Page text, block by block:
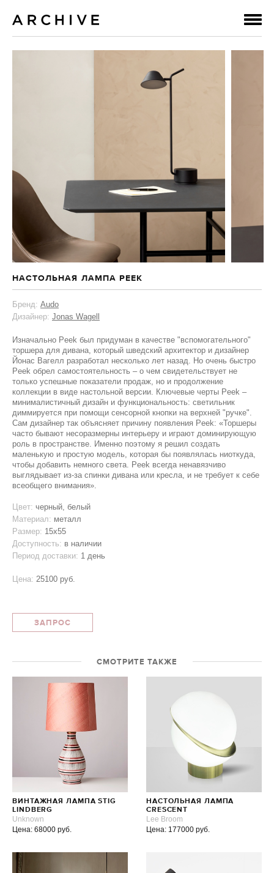
НАСТОЛЬНАЯ ЛАМПА PEEK
Бренд: Audo
Дизайнер: Jonas Wagell
Изначально Peek был придуман в качестве "вспомогательного"
торшера для дивана, который шведский архитектор и дизайнер
Йонас Вагелл разработал несколько лет назад. Но очень быстро
Peek обрел самостоятельность – о чем свидетельствует не
только успешные показатели продаж, но и продолжение
коллекции в виде настольной версии. Ключевые черты Peek –
минималистичный дизайн и функциональность: светильник
диммируется при помощи сенсорной кнопки на верхней "ручке".
Сам дизайнер так объясняет причину появления Peek: «Торшеры
часто бывают несоразмерны интерьеру и играют доминирующую
роль в пространстве. Именно поэтому я решил создать
маленькую и простую модель, которая бы появлялась ниоткуда,
чтобы добавить немного света. Peek всегда ненавязчиво
выглядывает из-за спинки дивана или кресла, и не требует к себе
всеобщего внимания».
Цвет: черный, белый
Материал: металл
Размер: 15х55
Доступность: в наличии
Период доставки: 1 день
Цена: 25100 руб.
ЗАПРОС
СМОТРИТЕ ТАКЖЕ
ВИНТАЖНАЯ ЛАМПА STIG
LINDBERG
Unknown
Цена: 68000 руб.
НАСТОЛЬНАЯ ЛАМПА
CRESCENT
Lee Broom
Цена: 177000 руб.